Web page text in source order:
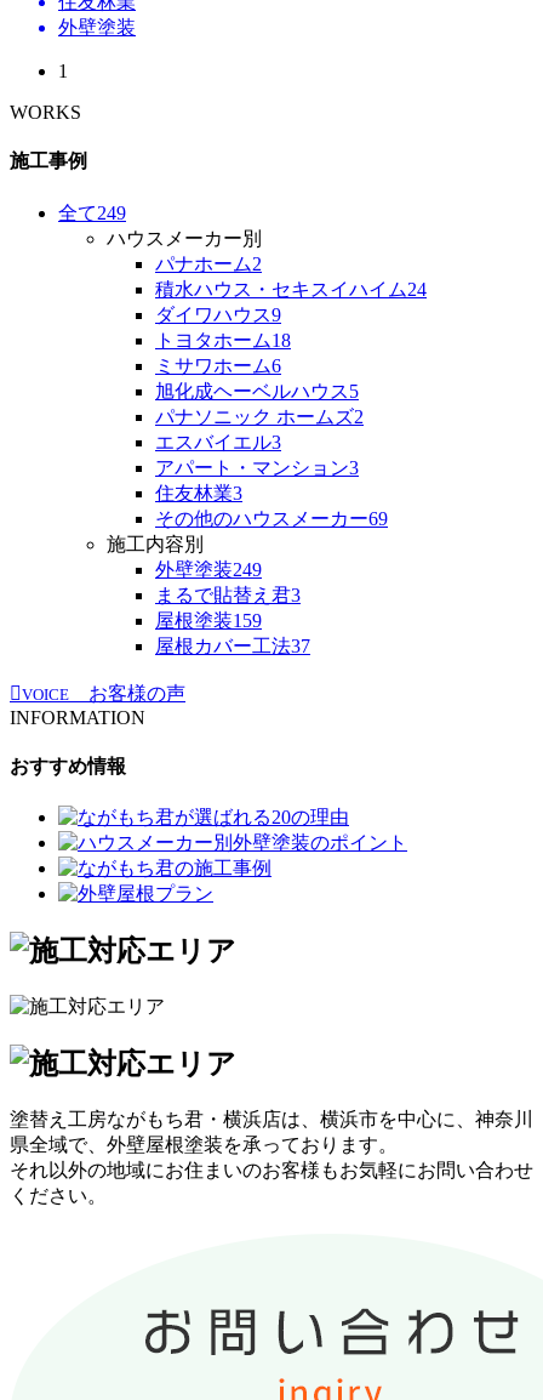
外壁塗装
1
WORKS
施工事例
全て249
ハウスメーカー別
パナホーム2
積水ハウス・セキスイハイム24
ダイワハウス9
トヨタホーム18
ミサワホーム6
旭化成ヘーベルハウス5
パナソニック ホームズ2
エスバイエル3
アパート・マンション3
住友林業3
その他のハウスメーカー69
施工内容別
外壁塗装249
まるで貼替え君3
屋根塗装159
屋根カバー工法37
VOICE
お客様の声
INFORMATION
おすすめ情報
塗替え工房ながもち君・横浜店は、横浜市を中心に、神奈川
県全域で、外壁屋根塗装を承っております。
それ以外の地域にお住まいのお客様もお気軽にお問い合わせ
ください。